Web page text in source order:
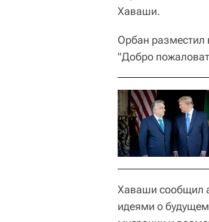
Хаваши.
Орбан разместил
"Добро
Хаваши сообщил
идеями о